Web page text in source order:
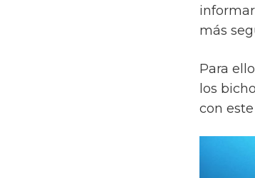
más
Para
los
con